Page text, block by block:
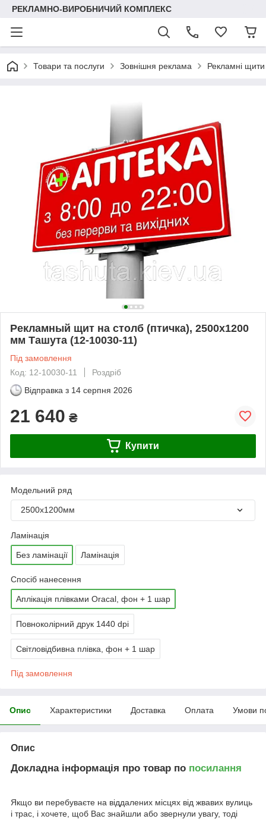
РЕКЛАМНО-ВИРОБНИЧИЙ КОМПЛЕКС
Товари та послуги Зовнішня реклама Рекламні щити
Рекламный щит на столб (птичка), 2500х1200
мм Ташута (12-10030-11)
Під замовлення
Код: 12-10030-11
Роздріб
Відправка з 14 серпня 2026
21 640 ₴
Купити
Модельний ряд
2500х1200мм
Ламінація
Без ламінації Ламінація
Спосіб нанесення
Аплікація плівками Oracal, фон + 1 шар
Повноколірний друк 1440 dpi
Світловідбивна плівка, фон + 1 шар
Під замовлення
Опис Характеристики Доставка Оплата Умови
Опис
Докладна інформація про товар по посилання
Якщо ви перебуваєте на віддалених місцях від жвавих вулиць
і трас, і хочете, щоб Вас знайшли або звернули увагу, тоді